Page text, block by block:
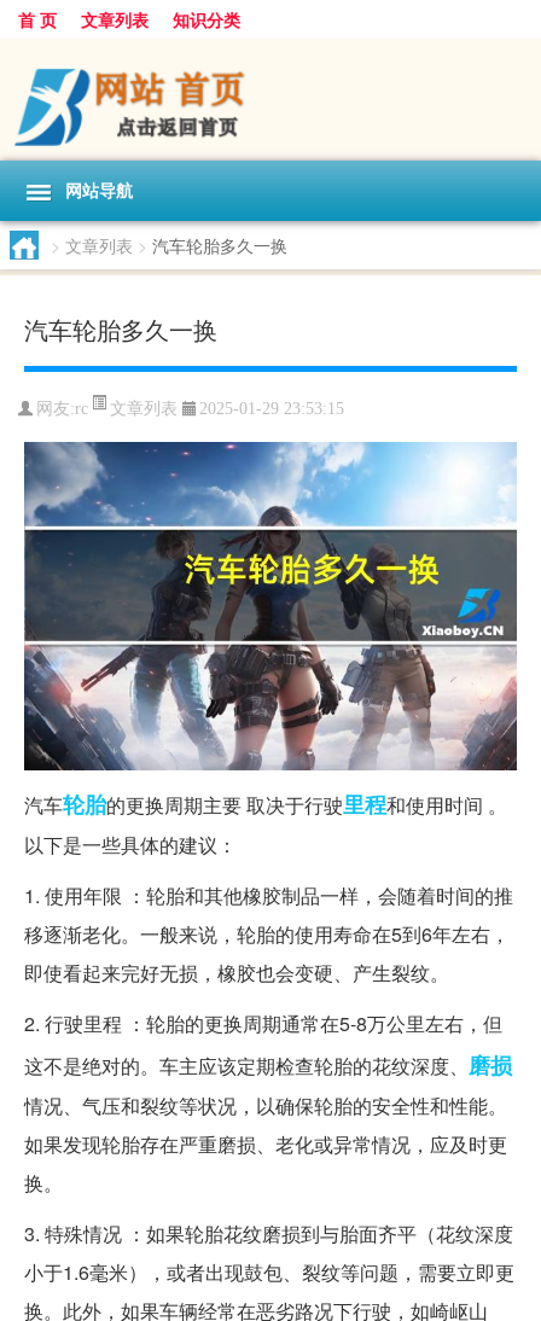
首 页 文章列表 知识分类
网站导航
> 文章列表 > 汽车轮胎多久一换
汽车轮胎多久一换
网友:rc 文章列表 2025-01-29 23:53:15
汽车轮胎的更换周期主要 取决于行驶里程和使用时间 。
以下是一些具体的建议：
1. 使用年限 ：轮胎和其他橡胶制品一样，会随着时间的推
移逐渐老化。一般来说，轮胎的使用寿命在5到6年左右，
即使看起来完好无损，橡胶也会变硬、产生裂纹。
2. 行驶里程 ：轮胎的更换周期通常在5-8万公里左右，但
这不是绝对的。车主应该定期检查轮胎的花纹深度、 磨损
情况、气压和裂纹等状况，以确保轮胎的安全性和性能。
如果发现轮胎存在严重磨损、老化或异常情况，应及时更
换。
3. 特殊情况 ：如果轮胎花纹磨损到与胎面齐平（花纹深度
小于1.6毫米），或者出现鼓包、裂纹等问题，需要立即更
换。此外，如果车辆经常在恶劣路况下行驶，如崎岖山